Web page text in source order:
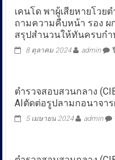
เคนโด พาผู้เสียหายโวย
ถามความคืบหน้า รอง ผ
สรุปสำนวนให้ทันครบกำ
8 ตุลาคม 2024 admin
ตำรวจสอบสวนกลาง
AIตัดต่อรูปลามกอนาจาร
5 เมษายน 2024 admin